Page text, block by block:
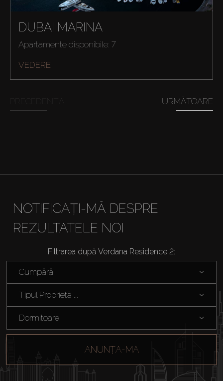
Închiriați
DUBAI MARINA
Apartamente disponibile: 7
VEDERE
URMĂTOARE
NOTIFICAȚI-MĂ DESPRE
REZULTATELE NOI
Filtrarea după Verdana Residence 2:
Cumpără
Tipul Proprietă ...
Dormitoare
ANUNȚA-MA